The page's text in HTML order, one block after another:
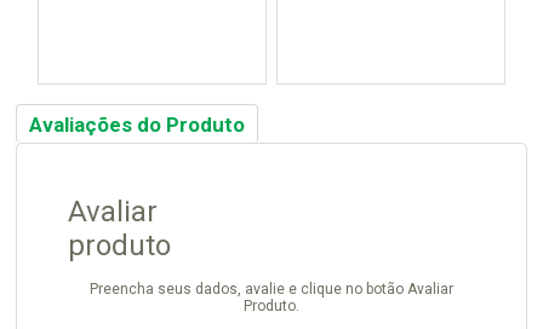
Avaliações do Produto
Avaliar
produto
Preencha seus dados, avalie e clique no botão Avaliar
Produto.